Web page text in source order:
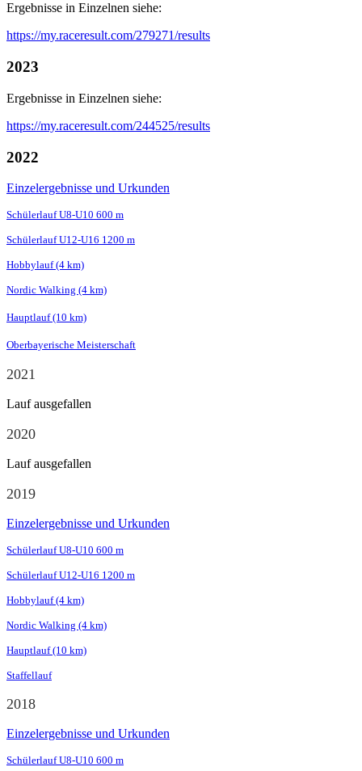
Ergebnisse in Einzelnen siehe:
https://my.raceresult.com/279271/results
2023
Ergebnisse in Einzelnen siehe:
https://my.raceresult.com/244525/results
2022
Einzelergebnisse und Urkunden
Schülerlauf U8-U10 600 m
Schülerlauf U12-U16 1200 m
Hobbylauf (4 km)
Nordic Walking (4 km)
Hauptlauf (10 km)
Oberbayerische Meisterschaft
2021
Lauf ausgefallen
2020
Lauf ausgefallen
2019
Einzelergebnisse und Urkunden
Schülerlauf U8-U10 600 m
Schülerlauf U12-U16 1200 m
Hobbylauf (4 km)
Nordic Walking (4 km)
Hauptlauf (10 km)
Staffellauf
2018
Einzelergebnisse und Urkunden
Schülerlauf U8-U10 600 m